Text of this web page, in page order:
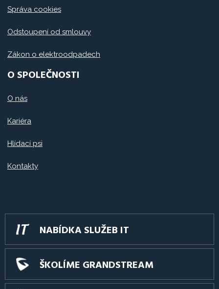
Správa cookies
Odstoupení od smlouvy
Zákon o elektroodpadech
O SPOLEČNOSTI
O nás
Kariéra
Hlídací psi
Kontakty
NABÍDKA SLUŽEB IT
ŠKOLÍME GRANDSTREAM